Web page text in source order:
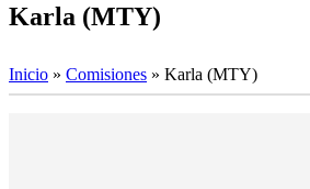
Karla (MTY)
Inicio » Comisiones » Karla (MTY)